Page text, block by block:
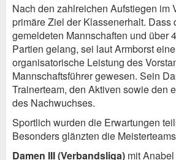
Nach den zahlreichen Aufstiegen im
primäre Ziel der Klassenerhalt. Dass
gemeldeten Mannschaften und über
Partien gelang, sei laut Armborst
organisatorische Leistung des
Mannschaftsführer gewesen. Sein
Trainerteam, den Aktiven sowie den
des Nachwuchses.
Sportlich wurden die Erwartungen
Besonders glänzten die
Damen III (Verbandsliga) mit